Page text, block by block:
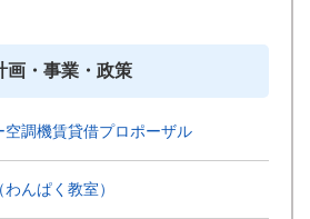
画・事業・政策
空調機賃貸借プロポーザル
んぱく教室）